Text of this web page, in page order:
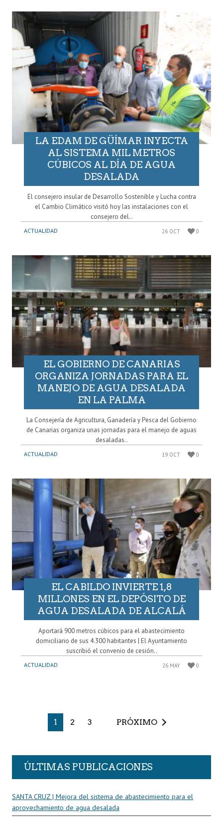
LA EDAM DE GÜÍMAR INYECTA
AL SISTEMA MIL METROS
CÚBICOS AL DÍA DE AGUA
DESALADA
El consejero insular de Desarrollo Sostenible y Lucha contra
el Cambio Climático visitó hoy las instalaciones con el
consejero del..
ACTUALIDAD 26 OCT 0
EL GOBIERNO DE CANARIAS
ORGANIZA JORNADAS PARA EL
MANEJO DE AGUA DESALADA
EN LA PALMA
La Consejería de Agricultura, Ganadería y Pesca del Gobierno
de Canarias organiza unas jornadas para el manejo de aguas
desaladas..
ACTUALIDAD 19 OCT 0
EL CABILDO INVIERTE 1,8
MILLONES EN EL DEPÓSITO DE
AGUA DESALADA DE ALCALÁ
Aportará 900 metros cúbicos para el abastecimiento
domiciliario de sus 4.300 habitantes | El Ayuntamiento
suscribió el convenio de cesión..
ACTUALIDAD 26 MAY 0
1 2 3 PRÓXIMO
ÚLTIMAS PUBLICACIONES
SANTA CRUZ | Mejora del sistema de abastecimiento para el
aprovechamiento de agua desalada